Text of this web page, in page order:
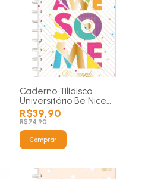
Caderno Tilidisco
Universitário Be Nice
(Montável) - 1 matérias
80 folhas
R$39,90
R$74,90
Comprar